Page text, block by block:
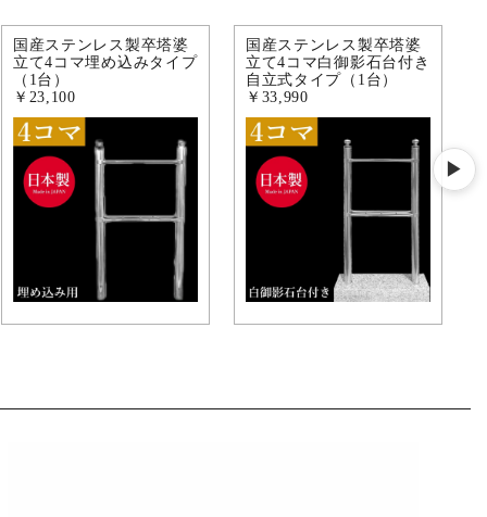
▶
国産ステンレス製卒塔婆
立て4コマ埋め込みタイプ
（1台）
￥23,100
国産ステンレス製卒塔婆
立て4コマ白御影石台付き
自立式タイプ（1台）
￥33,990